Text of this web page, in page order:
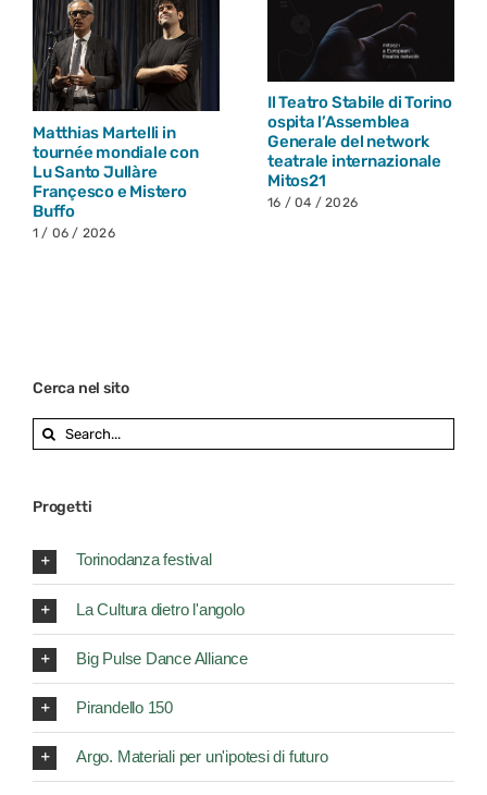
Ibridi 2026
26 / 03 / 2026
27 marzo // Giornata
Mondiale del Teatro: il
messaggio di Willem
Dafoe
25 / 03 / 2026
Search
Torinodanza festival
La Cultura dietro l'angolo
Big Pulse Dance Alliance
Pirandello 150
Argo. Materiali per un'ipotesi di futuro